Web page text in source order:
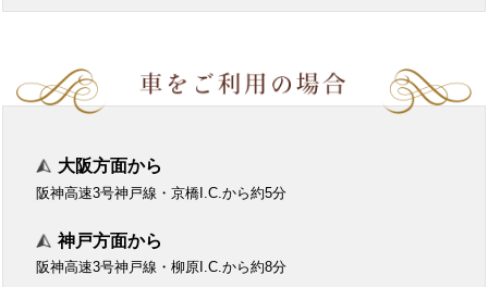
大阪方面から
阪神高速3号神戸線・京橋I.C.から約5分
神戸方面から
阪神高速3号神戸線・柳原I.C.から約8分